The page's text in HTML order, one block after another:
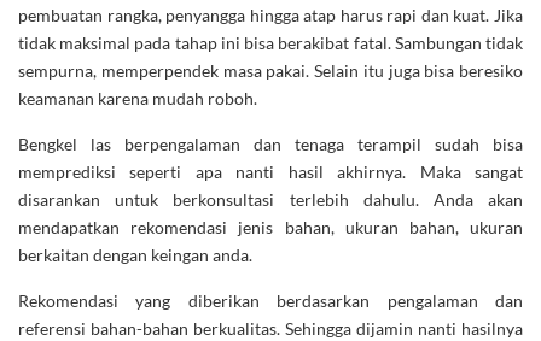
pembuatan rangka, penyangga hingga atap harus rapi dan kuat. Jika
tidak maksimal pada tahap ini bisa berakibat fatal. Sambungan tidak
sempurna, memperpendek masa pakai. Selain itu juga bisa beresiko
keamanan karena mudah roboh.
Bengkel las berpengalaman dan tenaga terampil sudah bisa
memprediksi seperti apa nanti hasil akhirnya. Maka sangat
disarankan untuk berkonsultasi terlebih dahulu. Anda akan
mendapatkan rekomendasi jenis bahan, ukuran bahan, ukuran
berkaitan dengan keingan anda.
Rekomendasi yang diberikan berdasarkan pengalaman dan
referensi bahan-bahan berkualitas. Sehingga dijamin nanti hasilnya